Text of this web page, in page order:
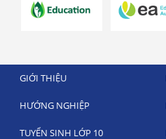
GIỚI THIỆU
HƯỚNG NGHIỆP
TUYỂN SINH LỚP 10